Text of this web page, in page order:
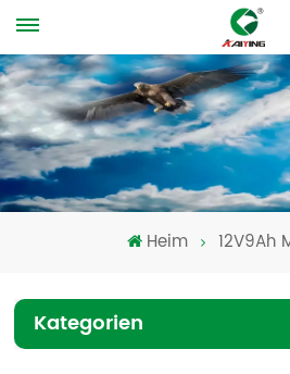
Heim 12V9Ah
Kategorien